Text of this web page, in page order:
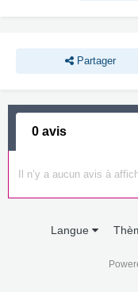
Partager
0 avis
Il n’y a aucun avis à
Langue